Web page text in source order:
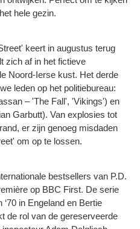
hele gezin.
keert in augustus terug
zich af in het fictieve
Noord-Ierse kust. Het derde
leden op het politiebureau:
– 'The Fall', 'Vikings') en
Garbutt). Van explosies tot
er zijn genoeg misdaden
om op te lossen.
bestsellers van P.D.
op BBC First. De serie
in Engeland en Bertie
de rol van de gereserveerde